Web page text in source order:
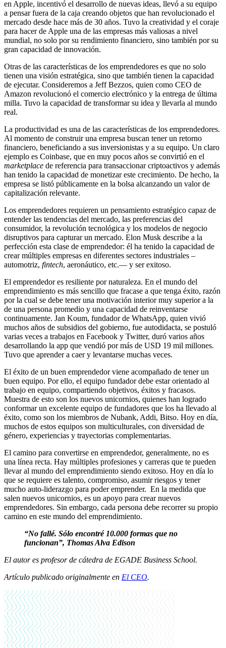
en Apple, incentivó el desarrollo de nuevas ideas, llevó a su equipo
a pensar fuera de la caja creando objetos que han revolucionado el
mercado desde hace más de 30 años. Tuvo la creatividad y el coraje
para hacer de Apple una de las empresas más valiosas a nivel
mundial, no solo por su rendimiento financiero, sino también por su
gran capacidad de innovación.
Otras de las características de los emprendedores es que no solo
tienen una visión estratégica, sino que también tienen la capacidad
de ejecutar. Consideremos a Jeff Bezzos, quien como CEO de
Amazon revolucionó el comercio electrónico y la entrega de última
milla. Tuvo la capacidad de transformar su idea y llevarla al mundo
real.
La productividad es una de las características de los emprendedores.
Al momento de construir una empresa buscan tener un retorno
financiero, beneficiando a sus inversionistas y a su equipo. Un claro
ejemplo es Coinbase, que en muy pocos años se convirtió en el
marketplace de referencia para transaccionar criptoactivos y además
han tenido la capacidad de monetizar este crecimiento. De hecho, la
empresa se listó públicamente en la bolsa alcanzando un valor de
capitalización relevante.
Los emprendedores requieren un pensamiento estratégico capaz de
entender las tendencias del mercado, las preferencias del
consumidor, la revolución tecnológica y los modelos de negocio
disruptivos para capturar un mercado. Elon Musk describe a la
perfección esta clase de emprendedor: él ha tenido la capacidad de
crear múltiples empresas en diferentes sectores industriales –
automotriz, fintech, aeronáutico, etc.— y ser exitoso.
El emprendedor es resiliente por naturaleza. En el mundo del
emprendimiento es más sencillo que fracase a que tenga éxito, razón
por la cual se debe tener una motivación interior muy superior a la
de una persona promedio y una capacidad de reinventarse
continuamente. Jan Koum, fundador de WhatsApp, quien vivió
muchos años de subsidios del gobierno, fue autodidacta, se postuló
varias veces a trabajos en Facebook y Twitter, duró varios años
desarrollando la app que vendió por más de USD 19 mil millones.
Tuvo que aprender a caer y levantarse muchas veces.
El éxito de un buen emprendedor viene acompañado de tener un
buen equipo. Por ello, el equipo fundador debe estar orientado al
trabajo en equipo, compartiendo objetivos, éxitos y fracasos.
Muestra de esto son los nuevos unicornios, quienes han logrado
conformar un excelente equipo de fundadores que los ha llevado al
éxito, como son los miembros de Nubank, Addi, Bitso. Hoy en día,
muchos de estos equipos son multiculturales, con diversidad de
género, experiencias y trayectorias complementarias.
El camino para convertirse en emprendedor, generalmente, no es
una línea recta. Hay múltiples profesiones y carreras que te pueden
llevar al mundo del emprendimiento siendo exitoso. Hoy en día lo
que se requiere es talento, compromiso, asumir riesgos y tener
mucho auto-liderazgo para poder emprender. En la medida que
salen nuevos unicornios, es un apoyo para crear nuevos
emprendedores. Sin embargo, cada persona debe recorrer su propio
camino en este mundo del emprendimiento.
“No fallé. Sólo encontré 10.000 formas que no
funcionan”, Thomas Alva Edison
El autor es profesor de cátedra de EGADE Business School.
Artículo publicado originalmente en El CEO.